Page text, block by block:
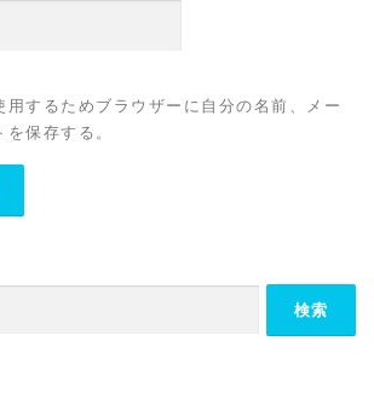
用するためブラウザーに自分の名前、メー
保存する。